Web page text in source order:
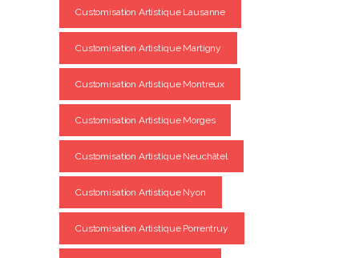
Customisation Artistique Lausanne
Customisation Artistique Martigny
Customisation Artistique Montreux
Customisation Artistique Morges
Customisation Artistique Neuchâtel
Customisation Artistique Nyon
Customisation Artistique Porrentruy